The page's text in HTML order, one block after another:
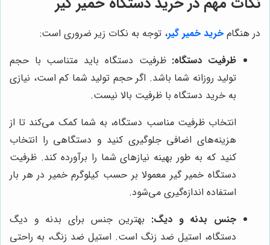
در هنگام خرید خمیر گیر، توجه به نکات زیر ضروری است:
ظرفیت دستگاه: ظرفیت دستگاه باید متناسب با حجم
تولید روزانه شما باشد. اگر حجم تولید شما کم است، نیازی
به خرید دستگاه با ظرفیت بالا نیست.
انتخاب ظرفیت مناسب دستگاه، به شما کمک می‌کند تا از
هزینه‌های اضافی جلوگیری کنید و دستگاهی را انتخاب
کنید که به طور بهینه نیازهای شما را برآورده کند. ظرفیت
دستگاه خمیر گیر معمولا بر حسب کیلوگرم خمیر در هر بار
استفاده اندازه‌گیری می‌شود.
جنس بدنه و دیگ: بهترین جنس برای بدنه و دیگ
دستگاه، استیل ضد زنگ است. استیل ضد زنگ، به راحتی